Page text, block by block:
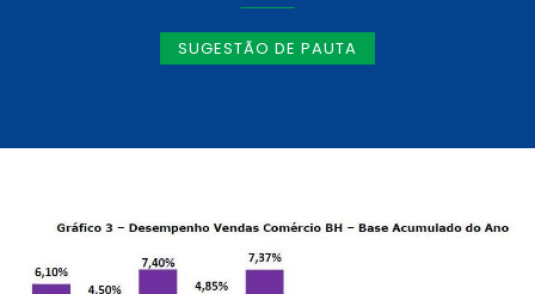
SUGESTÃO DE PAUTA